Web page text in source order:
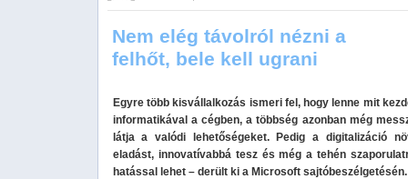
Nem elég távolról nézni a
felhőt, bele kell ugrani
Egyre több kisvállalkozás ismeri fel, hogy lenne mit
informatikával a cégben, a többség azonban még
látja a valódi lehetőségeket. Pedig a digitalizáció
eladást, innovatívabbá tesz és még a tehén
hatással lehet – derült ki a Microsoft sajtóbeszélgetésén.